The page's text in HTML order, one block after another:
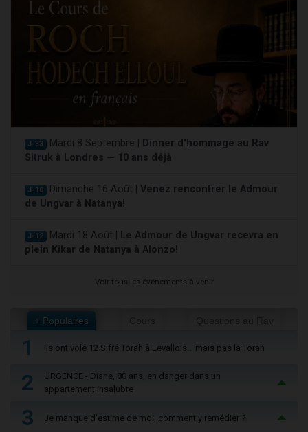
J-33 Mardi 8 Septembre |
Dinner d'hommage au Rav
Sitruk à Londres — 10 ans déjà
J-10 Dimanche 16 Août | Venez rencontrer le Admour
de Ungvar à Natanya!
J-12 Mardi 18 Août |
Le Admour de Ungvar recevra en
plein Kikar de Natanya à Alonzo!
Voir tous les événements à venir
+ Populaires
1 Ils ont volé 12 Sifré Torah à Levallois… mais pas la Torah
2
URGENCE - Diane, 80 ans, en danger dans un
appartement insalubre
3 Je manque d'estime de moi, comment y remédier ?